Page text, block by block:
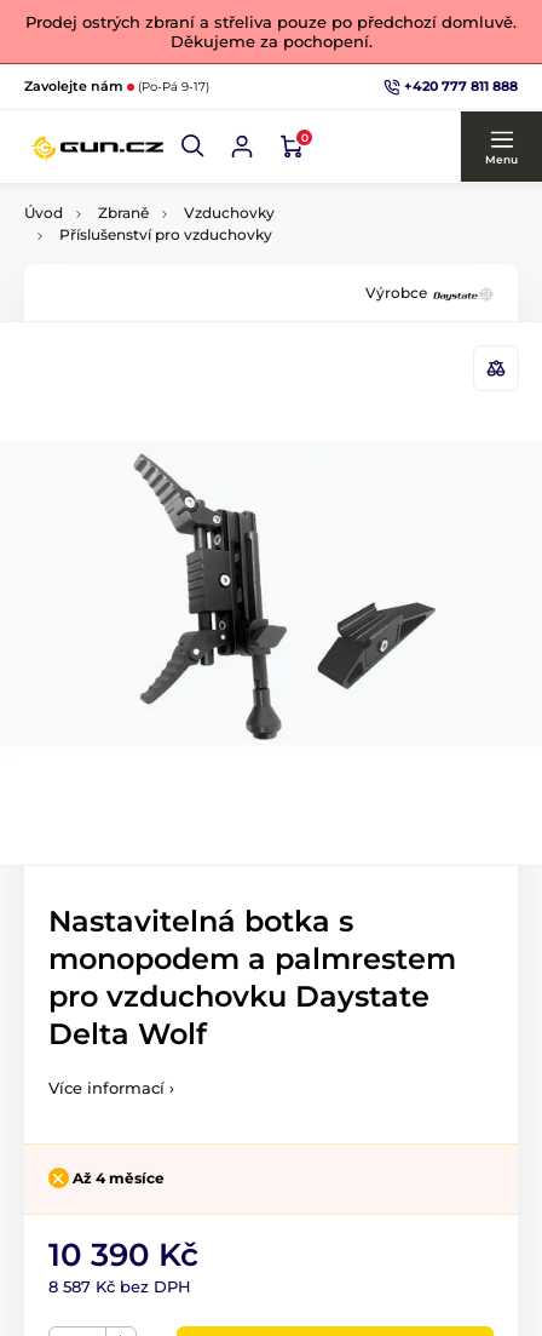
Prodej ostrých zbraní a střeliva pouze po předchozí domluvě.
Děkujeme za pochopení.
Zavolejte nám (Po-Pá 9-17) +420 777 811 888
0
Menu
Úvod Zbraně
Vzduchovky
Příslušenství pro vzduchovky
Výrobce
Nastavitelná botka s
monopodem a palmrestem
pro vzduchovku Daystate
Delta Wolf
Více informací ›
Až 4 měsíce
10 390 Kč
8 587 Kč bez DPH